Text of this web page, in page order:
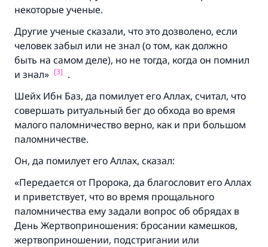
некоторые ученые.
Другие ученые сказали, что это дозволено, если
человек забыл или не знал (о том, как должно
быть на самом деле), но не тогда, когда он помнил
и знал» [3] .
Шейх Ибн Баз, да помилует его Аллах, считал, что
совершать ритуальный бег до обхода во время
малого паломничество верно, как и при большом
паломничестве.
Он, да помилует его Аллах, сказал:
«Передается от Пророка, да благословит его Аллах
и приветствует, что во время прощального
паломничества ему задали вопрос об обрядах в
День Жертвоприношения: бросании камешков,
жертвоприношении, подстригании или
Ответ № 110845 помог сохранить
брак.
Помогите нам предоставить ответы Умме
Посланник Аллаха, мир ему и
благословение, сказал:
«Указавшему на благое (полагается) такая
же награда как и совершившему его»
(МУСЛИМ, № 1893).